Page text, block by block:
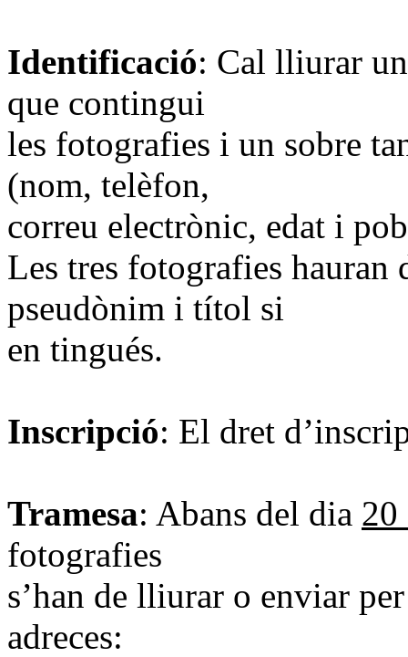
Identificació: Cal lliurar
que contingui
les fotografies i un sobre
(nom, telèfon,
correu electrònic, edat i
Les tres fotografies hauran
pseudònim i títol si
en tingués.
Inscripció: El dret
Tramesa: Abans del dia 20
fotografies
s’han de lliurar o enviar
adreces: